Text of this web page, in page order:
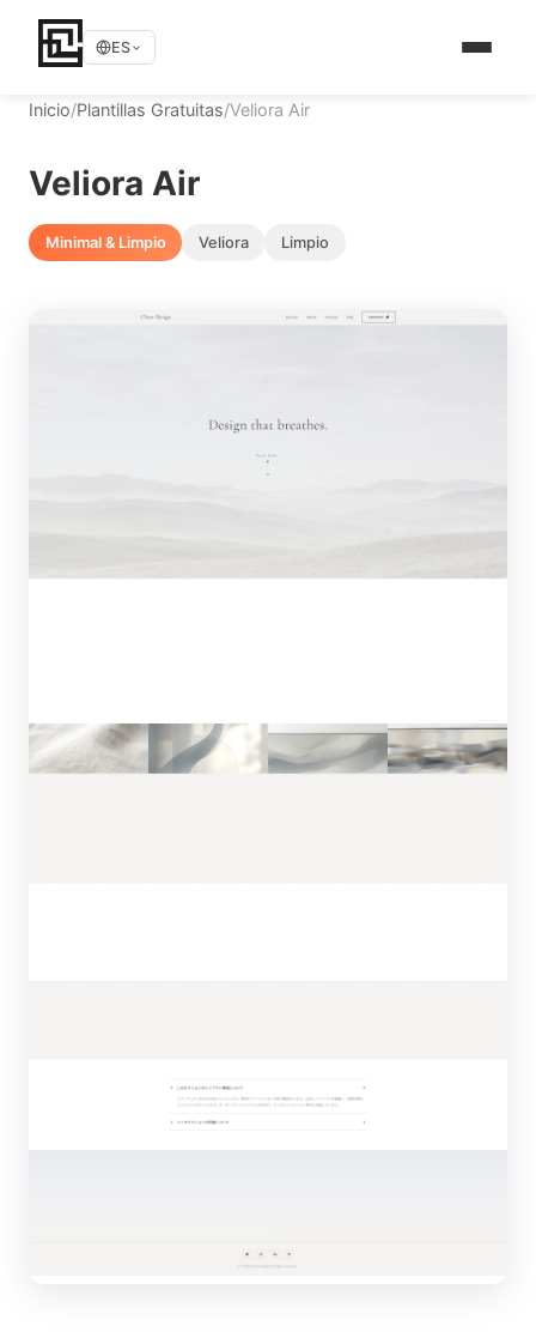
ES
Inicio/Plantillas Gratuitas/Veliora Air
Veliora Air
Minimal & Limpio Veliora Limpio